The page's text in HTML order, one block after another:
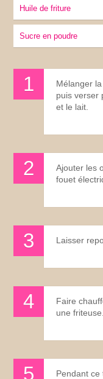
huile de friture
sucre en poudre
Mélanger
puis verser
et le lait.
Ajouter les
fouet
Laisser
Faire
une friteuse.
Pendant